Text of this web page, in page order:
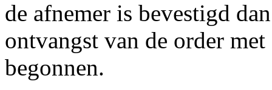
de afnemer is bevestigd
ontvangst van de order
begonnen.